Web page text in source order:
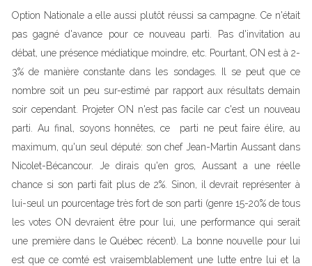
Option Nationale a elle aussi plutôt réussi sa campagne. Ce n'était
pas gagné d'avance pour ce nouveau parti. Pas d'invitation au
débat, une présence médiatique moindre, etc. Pourtant, ON est à 2-
3% de manière constante dans les sondages. Il se peut que ce
nombre soit un peu sur-estimé par rapport aux résultats demain
soir cependant. Projeter ON n'est pas facile car c'est un nouveau
parti. Au final, soyons honnêtes, ce parti ne peut faire élire, au
maximum, qu'un seul député: son chef Jean-Martin Aussant dans
Nicolet-Bécancour. Je dirais qu'en gros, Aussant a une réelle
chance si son parti fait plus de 2%. Sinon, il devrait représenter à
lui-seul un pourcentage très fort de son parti (genre 15-20% de tous
les votes ON devraient être pour lui, une performance qui serait
une première dans le Québec récent). La bonne nouvelle pour lui
est que ce comté est vraisemblablement une lutte entre lui et la